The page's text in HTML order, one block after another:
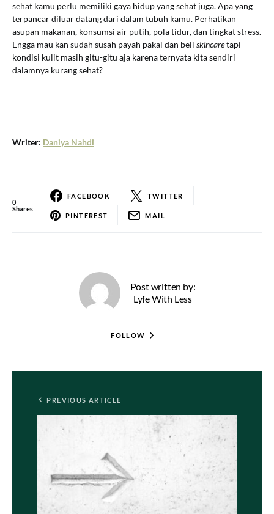
sehat kamu perlu memiliki gaya hidup yang sehat juga. Apa yang
terpancar diluar datang dari dalam tubuh kamu. Perhatikan
asupan makanan, konsumsi air putih, pola tidur, dan tingkat stress.
Engga mau kan sudah susah payah pakai dan beli skincaretapi
kondisi kulit masih gitu-gitu aja karena ternyata kita sendiri
dalamnya kurang sehat?
Writer: Daniya Nahdi
0
Shares
FACEBOOK TWITTER
PINTEREST MAIL
Post written by:
Lyfe With Less
FOLLOW
PREVIOUS ARTICLE